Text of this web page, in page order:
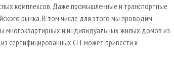
комплексов. Даже промышленные и транспортные
рынка. В том числе для этого мы проводим
многоквартирных и индивидуальных жилых домов из
сертифицированных CLT может привести к